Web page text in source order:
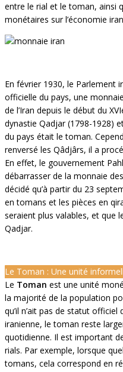
entre le rial et le toman, ainsi
monétaires sur l’économie
En février 1930, le Parlement
officielle du pays, une
de l’Iran depuis le début du
dynastie Qadjar (1798-1928)
du pays était le toman.
renversé les Qâdjârs, il a
En effet, le gouvernement
débarrasser de la monnaie
décidé qu’à partir du 23
en tomans et les pièces en
seraient plus valables, et que
Qadjar.
Le Toman : Une unité
Le Toman est une unité
la majorité de la population
qu’il n’ait pas de statut
iranienne, le toman reste
quotidienne. Il est important
rials. Par exemple, lorsque
tomans, cela correspond en